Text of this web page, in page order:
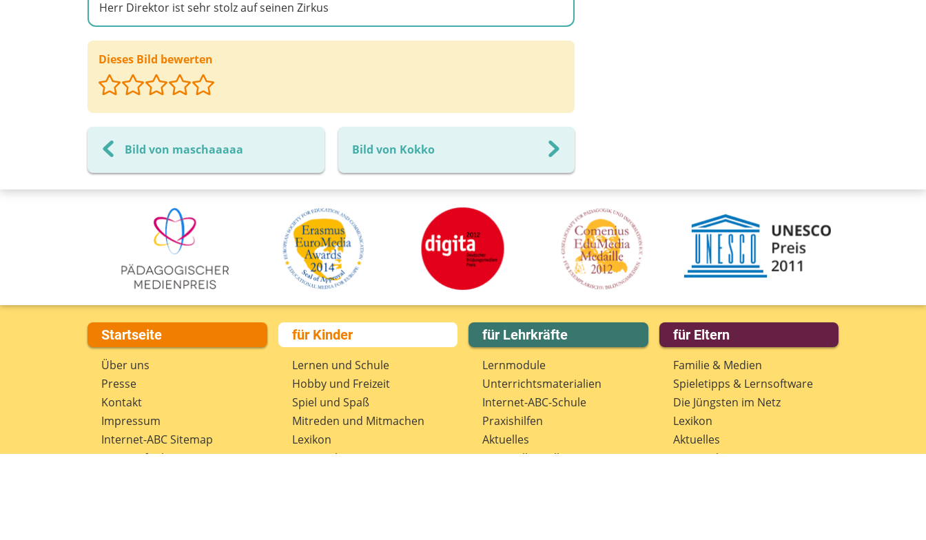
Herr Direktor ist sehr stolz auf seinen Zirkus
Dieses Bild bewerten
Bild von maschaaaaa Bild von Kokko
Startseite
Über uns
Presse
Kontakt
Impressum
Internet-ABC Sitemap
Barrierefreiheit
für Kinder
Lernen und Schule
Hobby und Freizeit
Spiel und Spaß
Mitreden und Mitmachen
Lexikon
Datenschutz
für Lehrkräfte
Lernmodule
Unterrichts­materialien
Internet-ABC-Schule
Praxishilfen
Aktuelles
Materialbestellung
für Eltern
Familie & Medien
Spieletipps & Lernsoftware
Die Jüngsten im Netz
Lexikon
Aktuelles
Datenschutz